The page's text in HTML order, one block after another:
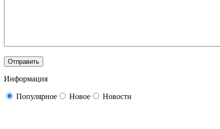
Информация
Популярное Новое Новости